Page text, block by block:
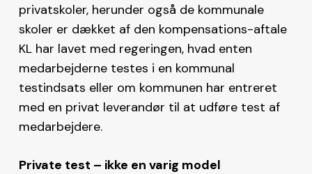
privatskoler, herunder også de kommunale
skoler er dækket af den kompensations-aftale
KL har lavet med regeringen, hvad enten
medarbejderne testes i en kommunal
testindsats eller om kommunen har entreret
med en privat leverandør til at udføre test af
medarbejdere.
Private test – ikke en varig model